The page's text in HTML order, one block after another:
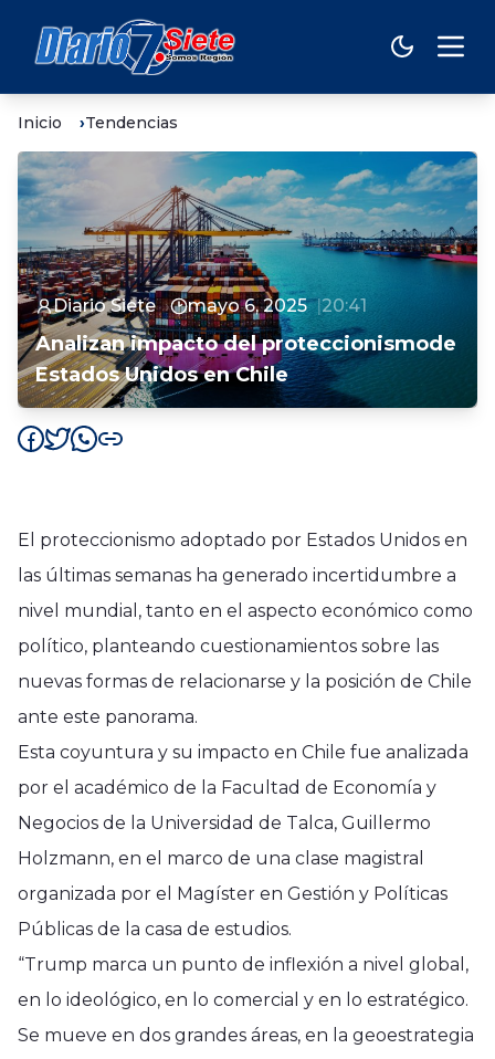
Inicio Tendencias
Diario Siete mayo 6, 2025 20:41
Analizan impacto del proteccionismode
Estados Unidos en Chile
El proteccionismo adoptado por Estados Unidos en
las últimas semanas ha generado incertidumbre a
nivel mundial, tanto en el aspecto económico como
político, planteando cuestionamientos sobre las
nuevas formas de relacionarse y la posición de Chile
ante este panorama.
Esta coyuntura y su impacto en Chile fue analizada
por el académico de la Facultad de Economía y
Negocios de la Universidad de Talca, Guillermo
Holzmann, en el marco de una clase magistral
organizada por el Magíster en Gestión y Políticas
Públicas de la casa de estudios.
“Trump marca un punto de inflexión a nivel global,
en lo ideológico, en lo comercial y en lo estratégico.
Se mueve en dos grandes áreas, en la geoestrategia